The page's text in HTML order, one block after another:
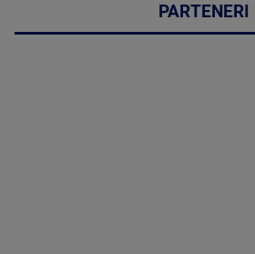
PARTENERI